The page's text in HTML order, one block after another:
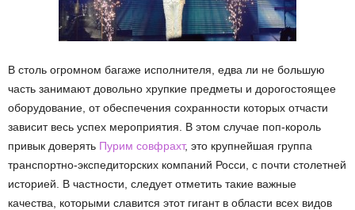
В столь огромном багаже исполнителя, едва ли не большую
часть занимают довольно хрупкие предметы и дорогостоящее
оборудование, от обеспечения сохранности которых отчасти
зависит весь успех мероприятия. В этом случае поп-король
привык доверять Пурим совфрахт, это крупнейшая группа
транспортно-экспедиторских компаний Росси, с почти столетней
историей. В частности, следует отметить такие важные
качества, которыми славится этот гигант в области всех видов